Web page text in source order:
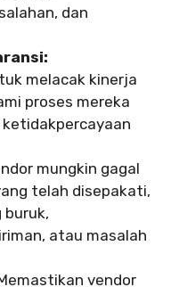
dan
melacak kinerja
proses mereka
mungkin gagal
telah disepakati,
atau masalah
vendor